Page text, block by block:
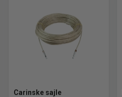
Carinske sajle